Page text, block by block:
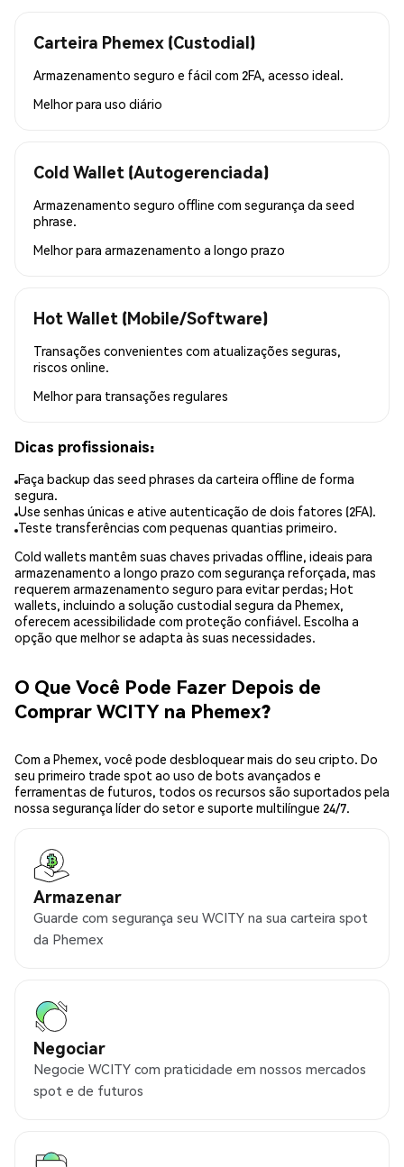
Carteira Phemex (Custodial)
Armazenamento seguro e fácil com 2FA, acesso ideal.
Melhor para uso diário
Cold Wallet (Autogerenciada)
Armazenamento seguro offline com segurança da seed
phrase.
Melhor para armazenamento a longo prazo
Hot Wallet (Mobile/Software)
Transações convenientes com atualizações seguras,
riscos online.
Melhor para transações regulares
Dicas profissionais:
Faça backup das seed phrases da carteira offline de forma
segura.
Use senhas únicas e ative autenticação de dois fatores (2FA).
Teste transferências com pequenas quantias primeiro.
Cold wallets mantêm suas chaves privadas offline, ideais para
armazenamento a longo prazo com segurança reforçada, mas
requerem armazenamento seguro para evitar perdas; Hot
wallets, incluindo a solução custodial segura da Phemex,
oferecem acessibilidade com proteção confiável. Escolha a
opção que melhor se adapta às suas necessidades.
O Que Você Pode Fazer Depois de
Comprar WCITY na Phemex?
Com a Phemex, você pode desbloquear mais do seu cripto. Do
seu primeiro trade spot ao uso de bots avançados e
ferramentas de futuros, todos os recursos são suportados pela
nossa segurança líder do setor e suporte multilíngue 24/7.
Armazenar
Guarde com segurança seu WCITY na sua carteira spot
da Phemex
Negociar
Negocie WCITY com praticidade em nossos mercados
spot e de futuros